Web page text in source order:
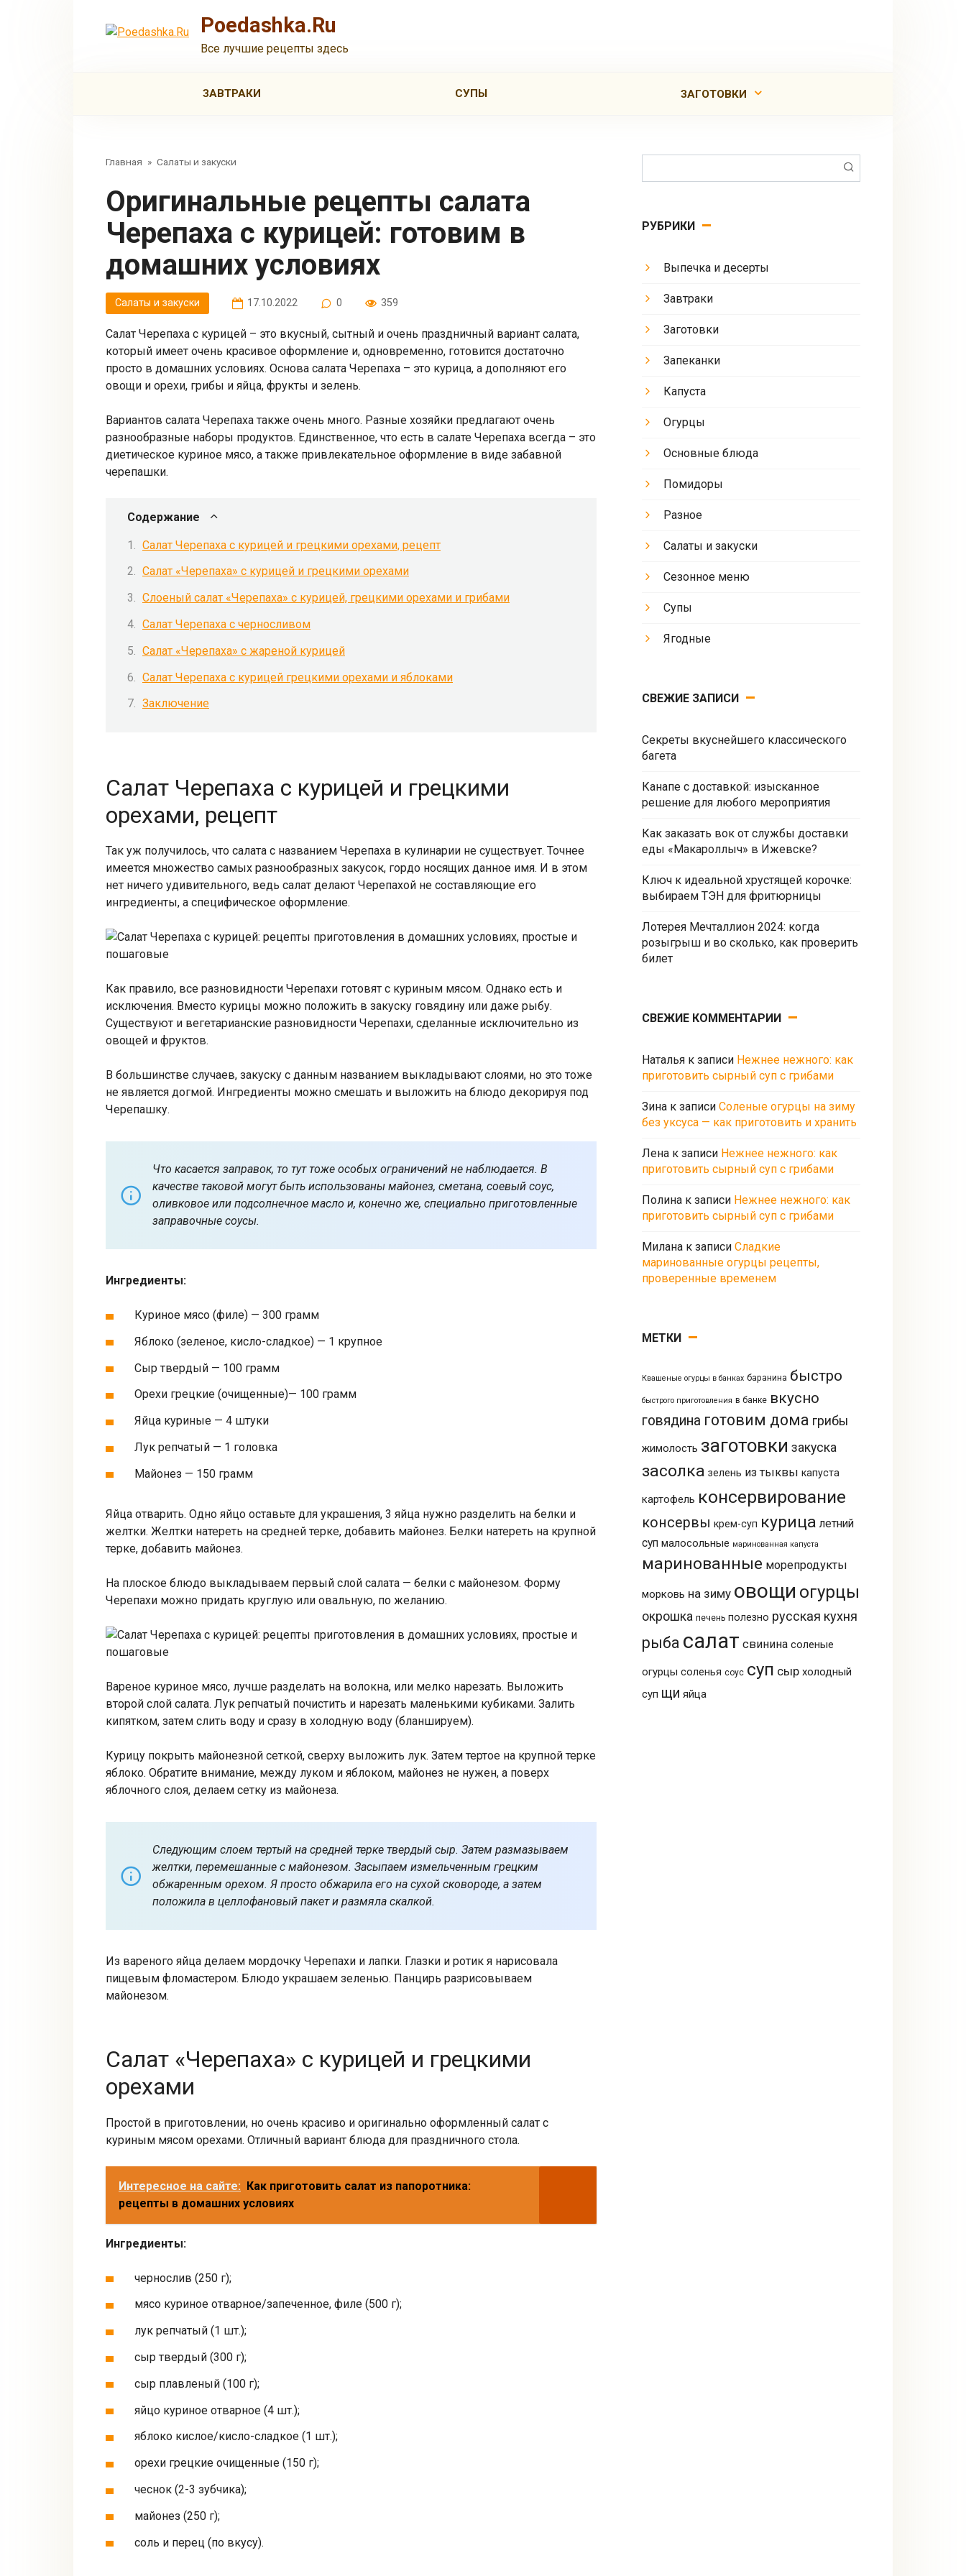
Poedashka.Ru
Все лучшие рецепты здесь
ЗАВТРАКИ СУПЫ ЗАГОТОВКИ
Главная » Салаты и закуски
Оригинальные рецепты салата
Черепаха с курицей: готовим в
домашних условиях
Салаты и закуски 17.10.2022 0 359
Салат Черепаха с курицей – это вкусный, сытный и очень праздничный вариант салата,
который имеет очень красивое оформление и, одновременно, готовится достаточно
просто в домашних условиях. Основа салата Черепаха – это курица, а дополняют его
овощи и орехи, грибы и яйца, фрукты и зелень.
Вариантов салата Черепаха также очень много. Разные хозяйки предлагают очень
разнообразные наборы продуктов. Единственное, что есть в салате Черепаха всегда – это
диетическое куриное мясо, а также привлекательное оформление в виде забавной
черепашки.
Содержание
Салат Черепаха с курицей и грецкими орехами, рецепт
Салат «Черепаха» с курицей и грецкими орехами
Слоеный салат «Черепаха» с курицей, грецкими орехами и грибами
Салат Черепаха с черносливом
Салат «Черепаха» с жареной курицей
Салат Черепаха с курицей грецкими орехами и яблоками
Заключение
Салат Черепаха с курицей и грецкими
орехами, рецепт
Так уж получилось, что салата с названием Черепаха в кулинарии не существует. Точнее
имеется множество самых разнообразных закусок, гордо носящих данное имя. И в этом
нет ничего удивительного, ведь салат делают Черепахой не составляющие его
ингредиенты, а специфическое оформление.
Как правило, все разновидности Черепахи готовят с куриным мясом. Однако есть и
исключения. Вместо курицы можно положить в закуску говядину или даже рыбу.
Существуют и вегетарианские разновидности Черепахи, сделанные исключительно из
овощей и фруктов.
В большинстве случаев, закуску с данным названием выкладывают слоями, но это тоже
не является догмой. Ингредиенты можно смешать и выложить на блюдо декорируя под
Черепашку.
Что касается заправок, то тут тоже особых ограничений не наблюдается. В
качестве таковой могут быть использованы майонез, сметана, соевый соус,
оливковое или подсолнечное масло и, конечно же, специально приготовленные
заправочные соусы.
Ингредиенты:
Куриное мясо (филе) — 300 грамм
Яблоко (зеленое, кисло-сладкое) — 1 крупное
Сыр твердый — 100 грамм
Орехи грецкие (очищенные)— 100 грамм
Яйца куриные — 4 штуки
Лук репчатый — 1 головка
Майонез — 150 грамм
Яйца отварить. Одно яйцо оставьте для украшения, 3 яйца нужно разделить на белки и
желтки. Желтки натереть на средней терке, добавить майонез. Белки натереть на крупной
терке, добавить майонез.
На плоское блюдо выкладываем первый слой салата — белки с майонезом. Форму
Черепахи можно придать круглую или овальную, по желанию.
Вареное куриное мясо, лучше разделать на волокна, или мелко нарезать. Выложить
второй слой салата. Лук репчатый почистить и нарезать маленькими кубиками. Залить
кипятком, затем слить воду и сразу в холодную воду (бланшируем).
Курицу покрыть майонезной сеткой, сверху выложить лук. Затем тертое на крупной терке
яблоко. Обратите внимание, между луком и яблоком, майонез не нужен, а поверх
яблочного слоя, делаем сетку из майонеза.
Следующим слоем тертый на средней терке твердый сыр. Затем размазываем
желтки, перемешанные с майонезом. Засыпаем измельченным грецким
обжаренным орехом. Я просто обжарила его на сухой сковороде, а затем
положила в целлофановый пакет и размяла скалкой.
Из вареного яйца делаем мордочку Черепахи и лапки. Глазки и ротик я нарисовала
пищевым фломастером. Блюдо украшаем зеленью. Панцирь разрисовываем
майонезом.
Салат «Черепаха» с курицей и грецкими
орехами
Простой в приготовлении, но очень красиво и оригинально оформленный салат с
куриным мясом орехами. Отличный вариант блюда для праздничного стола.
Интересное на сайте: Как приготовить салат из папоротника:
рецепты в домашних условиях
Ингредиенты:
чернослив (250 г);
мясо куриное отварное/запеченное, филе (500 г);
лук репчатый (1 шт.);
сыр твердый (300 г);
сыр плавленый (100 г);
яйцо куриное отварное (4 шт.);
яблоко кислое/кисло-сладкое (1 шт.);
орехи грецкие очищенные (150 г);
чеснок (2-3 зубчика);
майонез (250 г);
соль и перец (по вкусу).
РУБРИКИ
Выпечка и десерты
Завтраки
Заготовки
Запеканки
Капуста
Огурцы
Основные блюда
Помидоры
Разное
Салаты и закуски
Сезонное меню
Супы
Ягодные
СВЕЖИЕ ЗАПИСИ
Секреты вкуснейшего классического
багета
Канапе с доставкой: изысканное
решение для любого мероприятия
Как заказать вок от службы доставки
еды «Макароллыч» в Ижевске?
Ключ к идеальной хрустящей корочке:
выбираем ТЭН для фритюрницы
Лотерея Мечталлион 2024: когда
розыгрыш и во сколько, как проверить
билет
СВЕЖИЕ КОММЕНТАРИИ
Натальяк записи Нежнее нежного: как
приготовить сырный суп с грибами
Зинак записи Соленые огурцы на зиму
без уксуса — как приготовить и хранить
Ленак записи Нежнее нежного: как
приготовить сырный суп с грибами
Полинак записи Нежнее нежного: как
приготовить сырный суп с грибами
Миланак записи Сладкие
маринованные огурцы рецепты,
проверенные временем
МЕТКИ
Квашеные огурцы в банках баранина быстро
быстрого приготовления в банке вкусно
говядина готовим дома грибы
жимолость заготовки закуска
засолка зелень из тыквы капуста
картофель консервирование
консервы крем-суп курица летний
суп малосольные маринованная капуста
маринованные морепродукты
морковь на зиму овощи огурцы
окрошка печень полезно русская кухня
рыба салат свинина соленые
огурцы соленья соус суп сыр холодный
суп щи яйца